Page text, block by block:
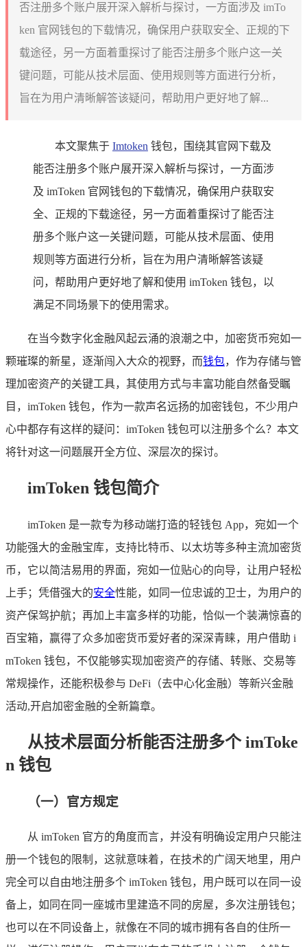
否注册多个账户展开深入解析与探讨，一方面涉及 imTo
ken 官网钱包的下载情况，确保用户获取安全、正规的下
载途径，另一方面着重探讨了能否注册多个账户这一关
键问题，可能从技术层面、使用规则等方面进行分析，
旨在为用户清晰解答该疑问，帮助用户更好地了解...
本文聚焦于 Imtoken 钱包，围绕其官网下载及
能否注册多个账户展开深入解析与探讨，一方面涉
及 imToken 官网钱包的下载情况，确保用户获取安
全、正规的下载途径，另一方面着重探讨了能否注
册多个账户这一关键问题，可能从技术层面、使用
规则等方面进行分析，旨在为用户清晰解答该疑
问，帮助用户更好地了解和使用 imToken 钱包，以
满足不同场景下的使用需求。
在当今数字化金融风起云涌的浪潮之中，加密货币宛如一
颗璀璨的新星，逐渐闯入大众的视野，而钱包，作为存储与管
理加密资产的关键工具，其使用方式与丰富功能自然备受瞩
目，imToken 钱包，作为一款声名远扬的加密钱包，不少用户
心中都存有这样的疑问：imToken 钱包可以注册多个么？本文
将针对这一问题展开全方位、深层次的探讨。
imToken 钱包简介
imToken 是一款专为移动端打造的轻钱包 App，宛如一个
功能强大的金融宝库，支持比特币、以太坊等多种主流加密货
币，它以简洁易用的界面，宛如一位贴心的向导，让用户轻松
上手；凭借强大的安全性能，如同一位忠诚的卫士，为用户的
资产保驾护航；再加上丰富多样的功能，恰似一个装满惊喜的
百宝箱，赢得了众多加密货币爱好者的深深青睐，用户借助 i
mToken 钱包，不仅能够实现加密资产的存储、转账、交易等
常规操作，还能积极参与 DeFi（去中心化金融）等新兴金融
活动,开启加密金融的全新篇章。
从技术层面分析能否注册多个 imToke
n 钱包
（一）官方规定
从 imToken 官方的角度而言，并没有明确设定用户只能注
册一个钱包的限制，这就意味着，在技术的广阔天地里，用户
完全可以自由地注册多个 imToken 钱包，用户既可以在同一设
备上，如同在同一座城市里建造不同的房屋，多次注册钱包；
也可以在不同设备上，就像在不同的城市拥有各自的住所一